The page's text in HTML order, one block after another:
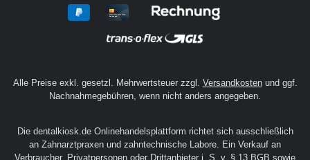
Alle Preise exkl. gesetzl. Mehrwertsteuer zzgl. Versandkostenund ggf.
Nachnahmegebühren, wenn nicht anders angegeben.
Die dentalkiosk.de Onlinehandelsplattform richtet sich ausschließlich
an Zahnarztpraxen und zahntechnische Labore. Ein Verkauf an
Verbraucher, Privatpersonen oder Drittanbieter i. S. v. § 13 BGB sowie